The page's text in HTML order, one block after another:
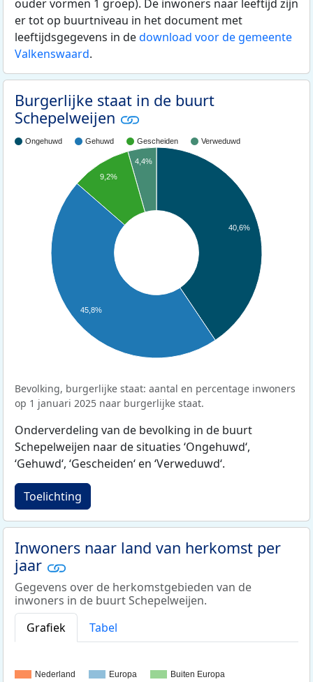
ouder vormen 1 groep). De inwoners naar leeftijd zijn
er tot op buurtniveau in het document met
leeftijdsgegevens in dedownload voor de gemeente
Valkenswaard.
Burgerlijke staat in de buurt
Schepelweijen
Ongehuwd Gehuwd Gescheiden Verweduwd
40,6%
4,4%
9,2%
45,8%
Bevolking, burgerlijke staat: aantal en percentage inwoners
op 1 januari 2025 naar burgerlijke staat.
Onderverdeling van de bevolking in de buurt
Schepelweijen naar de situaties ‘Ongehuwd‘,
‘Gehuwd‘, ‘Gescheiden‘ en ‘Verweduwd‘.
Toelichting
Inwoners naar land van herkomst per
jaar
Gegevens over de herkomstgebieden van de
inwoners in de buurt Schepelweijen.
Grafiek
Tabel
Nederland Europa Buiten Europa